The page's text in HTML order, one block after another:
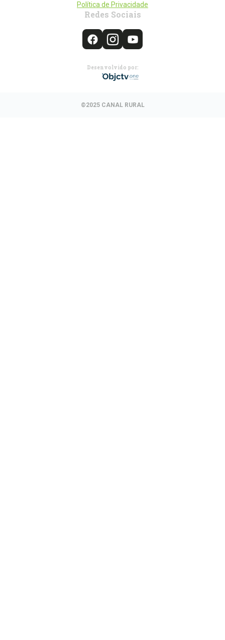
Política de Privacidade
Redes Sociais
Desenvolvido por:
©2025 CANAL RURAL